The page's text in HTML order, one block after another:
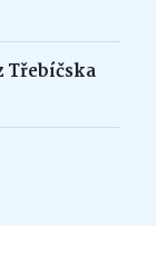
Třebíčska